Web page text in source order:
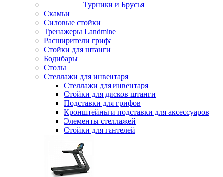
Турники и Брусья
Скамьи
Силовые стойки
Тренажеры Landmine
Расширители грифа
Стойки для штанги
Бодибары
Столы
Стеллажи для инвентаря
Стеллажи для инвентаря
Стойки для дисков штанги
Подставки для грифов
Кронштейны и подставки для аксессуаров
Элементы стеллажей
Стойки для гантелей